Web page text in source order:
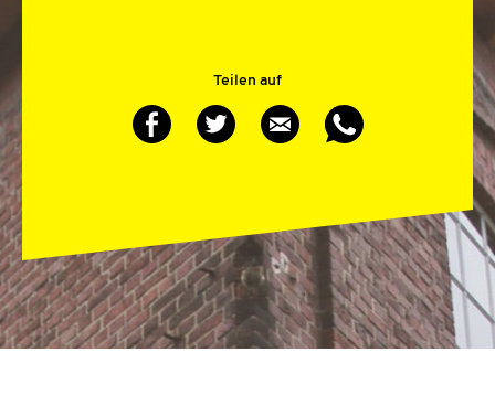
Teilen auf